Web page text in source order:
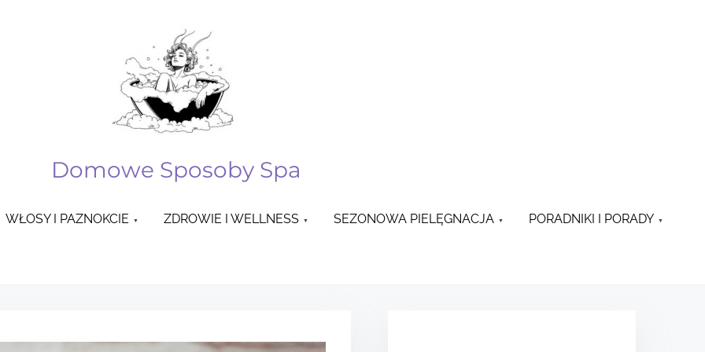
Domowe Sposoby Spa
WŁOSY I PAZNOKCIE ZDROWIE I WELLNESS SEZONOWA PIELĘGNACJA PORADNIKI I PORADY